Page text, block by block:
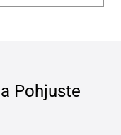
Pohjuste